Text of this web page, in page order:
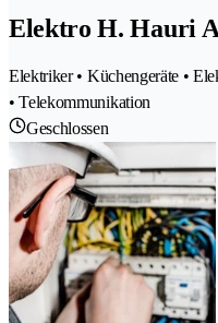
Elektro H. Hauri
Elektriker • Küchengeräte •
• Telekommunikation
Geschlossen